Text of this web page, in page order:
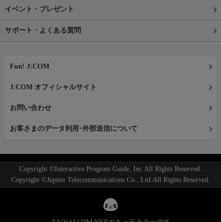
イベント・プレゼント
サポート・よくある質問
Fun! J:COM
J:COM オフィシャルサイト
お問い合わせ
お客さまのデータ利用･外部送信について
Copyright ©Interactive Program Guide, Inc.All Rights Reserved.
Copyright ©Jupiter Telecommunications Co., Ltd.All Rights Reserved.